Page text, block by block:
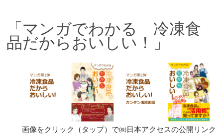
「マンガでわかる 冷凍食
品だからおいしい！」
画像をクリック（タップ）で㈱日本アクセスの公開リンク